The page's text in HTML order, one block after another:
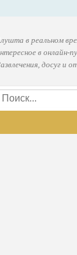
в реальном
в онлайн-
досуг и